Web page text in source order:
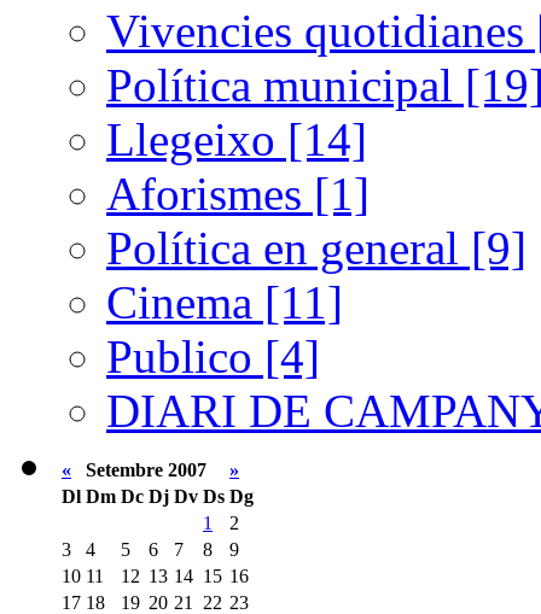
Vivencies
Política municipal
Llegeixo [14]
Aforismes [1]
Política en general [9]
Cinema [11]
Publico [4]
DIARI DE
« Setembre 2007
»
Dl Dm Dc Dj Dv Ds Dg
1
2
3
4 5 6 7 8
9
10 11 12 13 14 15 16
17 18 19 20 21 22 23